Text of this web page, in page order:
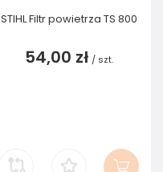
STIHL Filtr powietrza TS 800
54,00 zł / szt.